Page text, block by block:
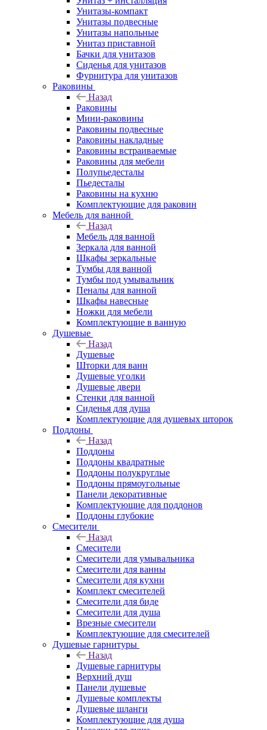
Унитазы-компакт
Унитазы подвесные
Унитазы напольные
Унитаз приставной
Бачки для унитазов
Сиденья для унитазов
Фурнитура для унитазов
Раковины
Назад
Раковины
Мини-раковины
Раковины подвесные
Раковины накладные
Раковины встраиваемые
Раковины для мебели
Полупьедесталы
Пьедесталы
Раковины на кухню
Комплектующие для раковин
Мебель для ванной
Назад
Мебель для ванной
Зеркала для ванной
Шкафы зеркальные
Тумбы для ванной
Тумбы под умывальник
Пеналы для ванной
Шкафы навесные
Ножки для мебели
Комплектующие в ванную
Душевые
Назад
Душевые
Шторки для ванн
Душевые уголки
Душевые двери
Стенки для ванной
Сиденья для душа
Комплектующие для душевых шторок
Поддоны
Назад
Поддоны
Поддоны квадратные
Поддоны полукруглые
Поддоны прямоугольные
Панели декоративные
Комплектующие для поддонов
Поддоны глубокие
Смесители
Назад
Смесители
Смесители для умывальника
Смесители для ванны
Смесители для кухни
Комплект смесителей
Смесители для биде
Смесители для душа
Врезные смесители
Комплектующие для смесителей
Душевые гарнитуры
Назад
Душевые гарнитуры
Верхний душ
Панели душевые
Душевые комплекты
Душевые шланги
Комплектующие для душа